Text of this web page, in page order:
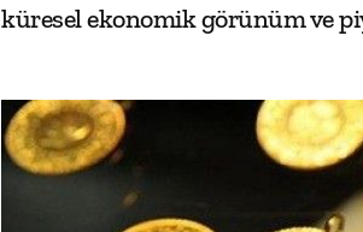
küresel ekonomik görünüm ve